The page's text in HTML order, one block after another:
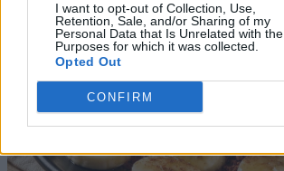
I want to opt-out of Collection, Use,
Retention, Sale, and/or Sharing of my
Personal Data that Is Unrelated with the
Purposes for which it was collected.
Opted Out
CONFIRM